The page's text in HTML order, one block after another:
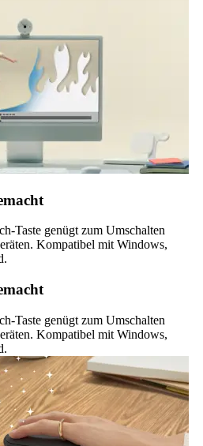
Taste genügt zum Umschalten
Kompatibel mit Windows,
Taste genügt zum Umschalten
Kompatibel mit Windows,